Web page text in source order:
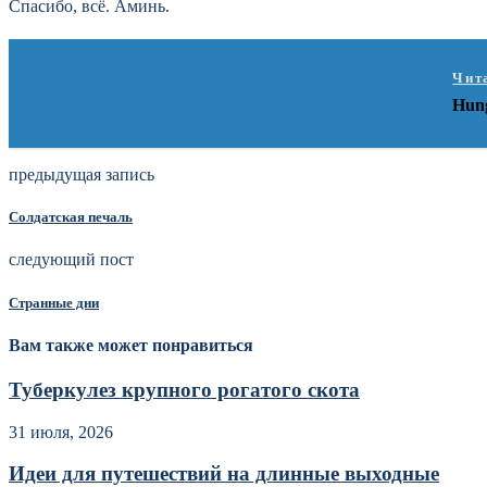
Спасибо, всё. Аминь.
предыдущая запись
Солдатская печаль
следующий пост
Странные дни
Вам также может понравиться
Туберкулез крупного рогатого скота
31 июля, 2026
Идеи для путешествий на длинные выходные